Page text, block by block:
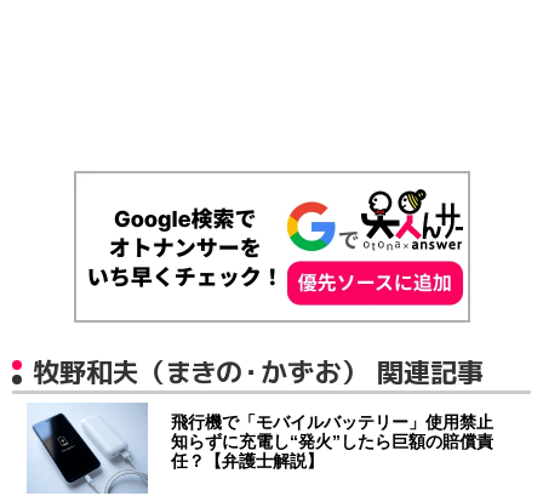
牧野和夫（まきの・かずお） 関連記事
飛行機で「モバイルバッテリー」使用禁止
知らずに充電し“発火”したら巨額の賠償責
任？【弁護士解説】